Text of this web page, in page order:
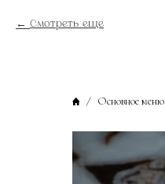
Смотреть еще
Основное меню